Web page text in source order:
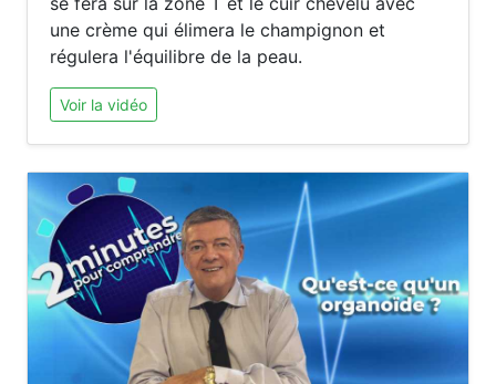
une crème qui élimera le champignon et
régulera l'équilibre de la peau.
Voir la vidéo